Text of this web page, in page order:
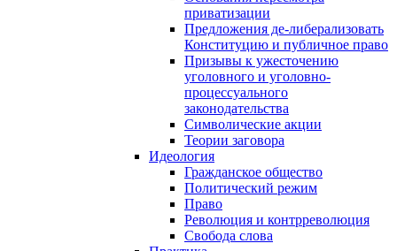
приватизации
Предложения де-либерализовать
Конституцию и публичное право
Призывы к ужесточению
уголовного и уголовно-
процессуального
законодательства
Символические акции
Теории заговора
Идеология
Гражданское общество
Политический режим
Право
Революция и контрреволюция
Свобода слова